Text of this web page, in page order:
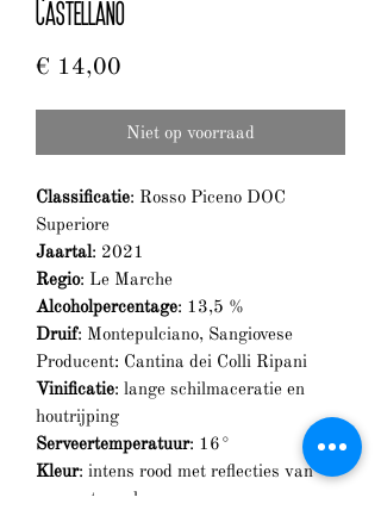
Castellano
€ 14,00
Niet op voorraad
Classificatie: Rosso Piceno DOC
Superiore
Jaartal: 2021
Regio: Le Marche
Alcoholpercentage: 13,5 %
Druif: Montepulciano, Sangiovese
Producent: Cantina dei Colli Ripani
Vinificatie: lange schilmaceratie en
houtrijping
Serveertemperatuur: 16°
Kleur: intens rood met reflecties van
granaatappel